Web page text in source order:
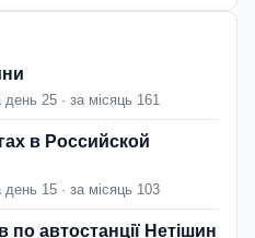
день 25 · за місяць 161
в Российской
день 15 · за місяць 103
по автостанції Нетішин